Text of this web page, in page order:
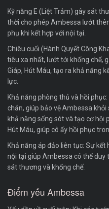
Kỹ năng E (Liệt Trảm) gây sát
thời cho phép Ambessa lướt
phụ khi kết hợp với nội tại.
Chiêu cuối (Hành Quyết Công
tiêu xa nhất, lướt tới khống chế,
Giáp, Hút Máu, tạo ra khả năng
lực.
Khả năng phòng thủ và hồi
chắn, giúp bảo vệ Ambessa
khả năng sống sót và tạo cơ hội
Hút Máu, giúp cô ấy hồi phục
Khả năng áp đảo liên tục: Sự
nội tại giúp Ambessa có thể duy
sát thương và khống chế.
Điểm yếu Ambessa